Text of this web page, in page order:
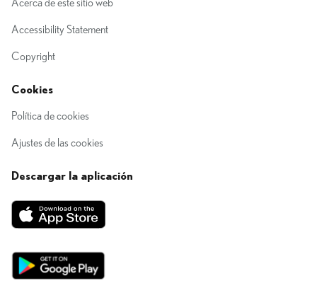
Acerca de este sitio web
Accessibility Statement
Copyright
Cookies
Política de cookies
Ajustes de las cookies
Descargar la aplicación